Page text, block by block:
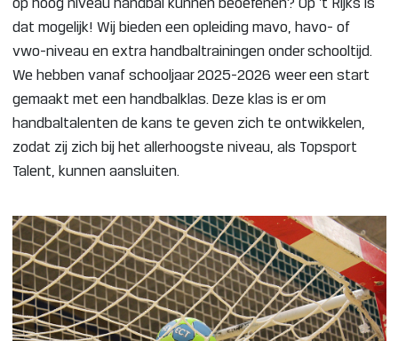
op hoog niveau handbal kunnen beoefenen? Op ’t Rijks is
dat mogelijk! Wij bieden een opleiding mavo, havo- of
vwo-niveau en extra handbaltrainingen onder schooltijd.
We hebben vanaf schooljaar 2025-2026 weer een start
gemaakt met een handbalklas. Deze klas is er om
handbaltalenten de kans te geven zich te ontwikkelen,
zodat zij zich bij het allerhoogste niveau, als Topsport
Talent, kunnen aansluiten.